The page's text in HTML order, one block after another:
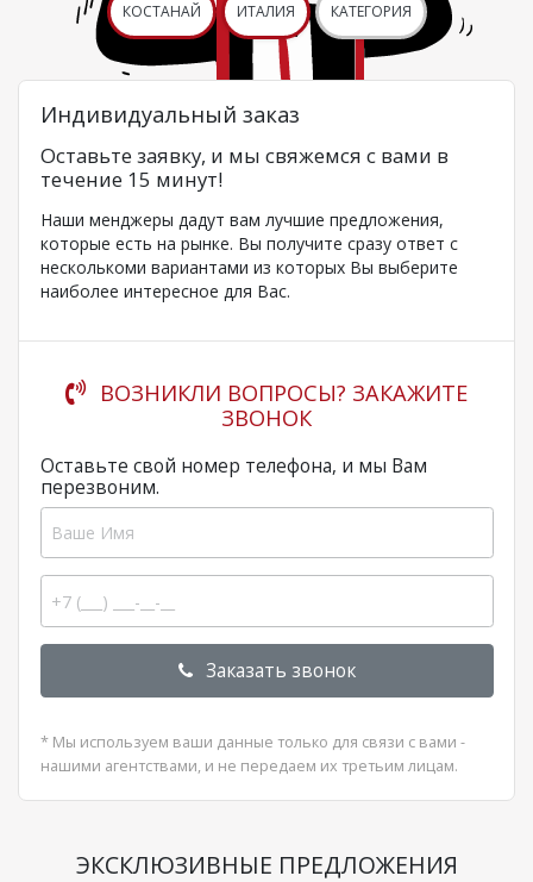
Индивидуальный заказ
Оставьте заявку, и мы свяжемся с вами в
течение 15 минут!
Наши менджеры дадут вам лучшие предложения,
которые есть на рынке. Вы получите сразу ответ с
несколькоми вариантами из которых Вы выберите
наиболее интересное для Вас.
ВОЗНИКЛИ ВОПРОСЫ? ЗАКАЖИТЕ
ЗВОНОК
Оставьте свой номер телефона, и мы Вам
перезвоним.
Заказать звонок
* Мы используем ваши данные только для связи с вами -
нашими агентствами, и не передаем их третьим лицам.
ЭКСКЛЮЗИВНЫЕ ПРЕДЛОЖЕНИЯ
КОСТАНАЙ ИТАЛИЯ КАТЕГОРИЯ